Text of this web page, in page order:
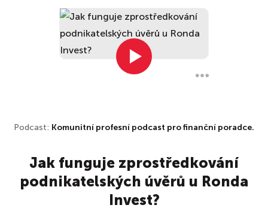
Podcast: Komunitní profesní podcast pro finanční poradce.
Jak funguje zprostředkování
podnikatelských úvěrů u Ronda
Invest?